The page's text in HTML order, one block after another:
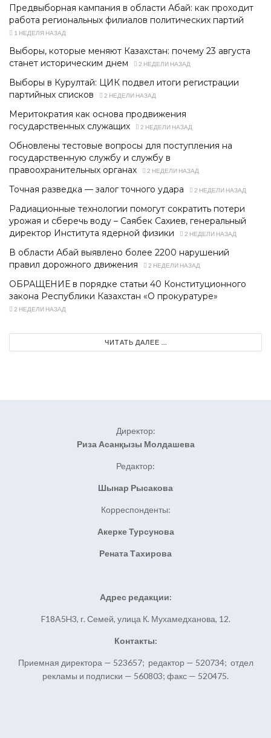
Предвыборная кампания в области Абай: как проходит
работа региональных филиалов политических партий
1 НЕДЕЛЯ НАЗАД
Выборы, которые меняют Казахстан: почему 23 августа
станет историческим днем
2 НЕДЕЛИ НАЗАД
Выборы в Курултай: ЦИК подвел итоги регистрации
партийных списков
2 НЕДЕЛИ НАЗАД
Меритократия как основа продвижения
государственных служащих
2 НЕДЕЛИ НАЗАД
Обновлены тестовые вопросы для поступления на
государственную службу и службу в
правоохранительных органах
2 НЕДЕЛИ НАЗАД
Точная разведка — залог точного удара 2 НЕДЕЛИ НАЗАД
Радиационные технологии помогут сократить потери
урожая и сберечь воду – Саябек Сахиев, генеральный
директор Института ядерной физики
2 НЕДЕЛИ НАЗАД
В области Абай выявлено более 2200 нарушений
правил дорожного движения
2 НЕДЕЛИ НАЗАД
ОБРАЩЕНИЕ в порядке статьи 40 Конституционного
закона Республики Казахстан «О прокуратуре»
2 НЕДЕЛИ НАЗАД
ЧИТАТЬ ДАЛЕЕ ...
Директор:
Риза Асанқызы Молдашева
Редактор:
Шынар Рысакова
Корреспонденты:
Акерке Турсунова
Рената Тахирова
Адрес редакции:
F18A5H3, г. Семей, улица К. Мухамедханова, 12.
Контакты:
Приемная директора — 523657; редактор — 520734; отдел
рекламы и подписки — 560803; факс — 520475.